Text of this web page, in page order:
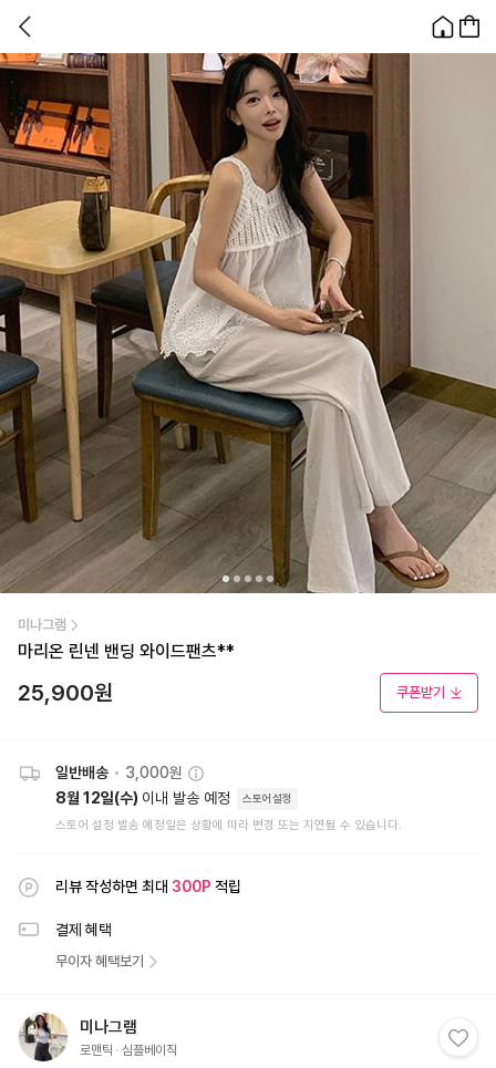
미나그램
마리온 린넨 밴딩 와이드팬츠**
25,900원 쿠폰받기
일반배송 • 3,000원
8월 12일(수) 이내 발송 예정 스토어설정
스토어 설정 발송 예정일은 상황에 따라 변경 또는 지연될 수 있습니다.
리뷰 작성하면 최대 300P 적립
결제 혜택
무이자 혜택보기
미나그램
로맨틱 심플베이직